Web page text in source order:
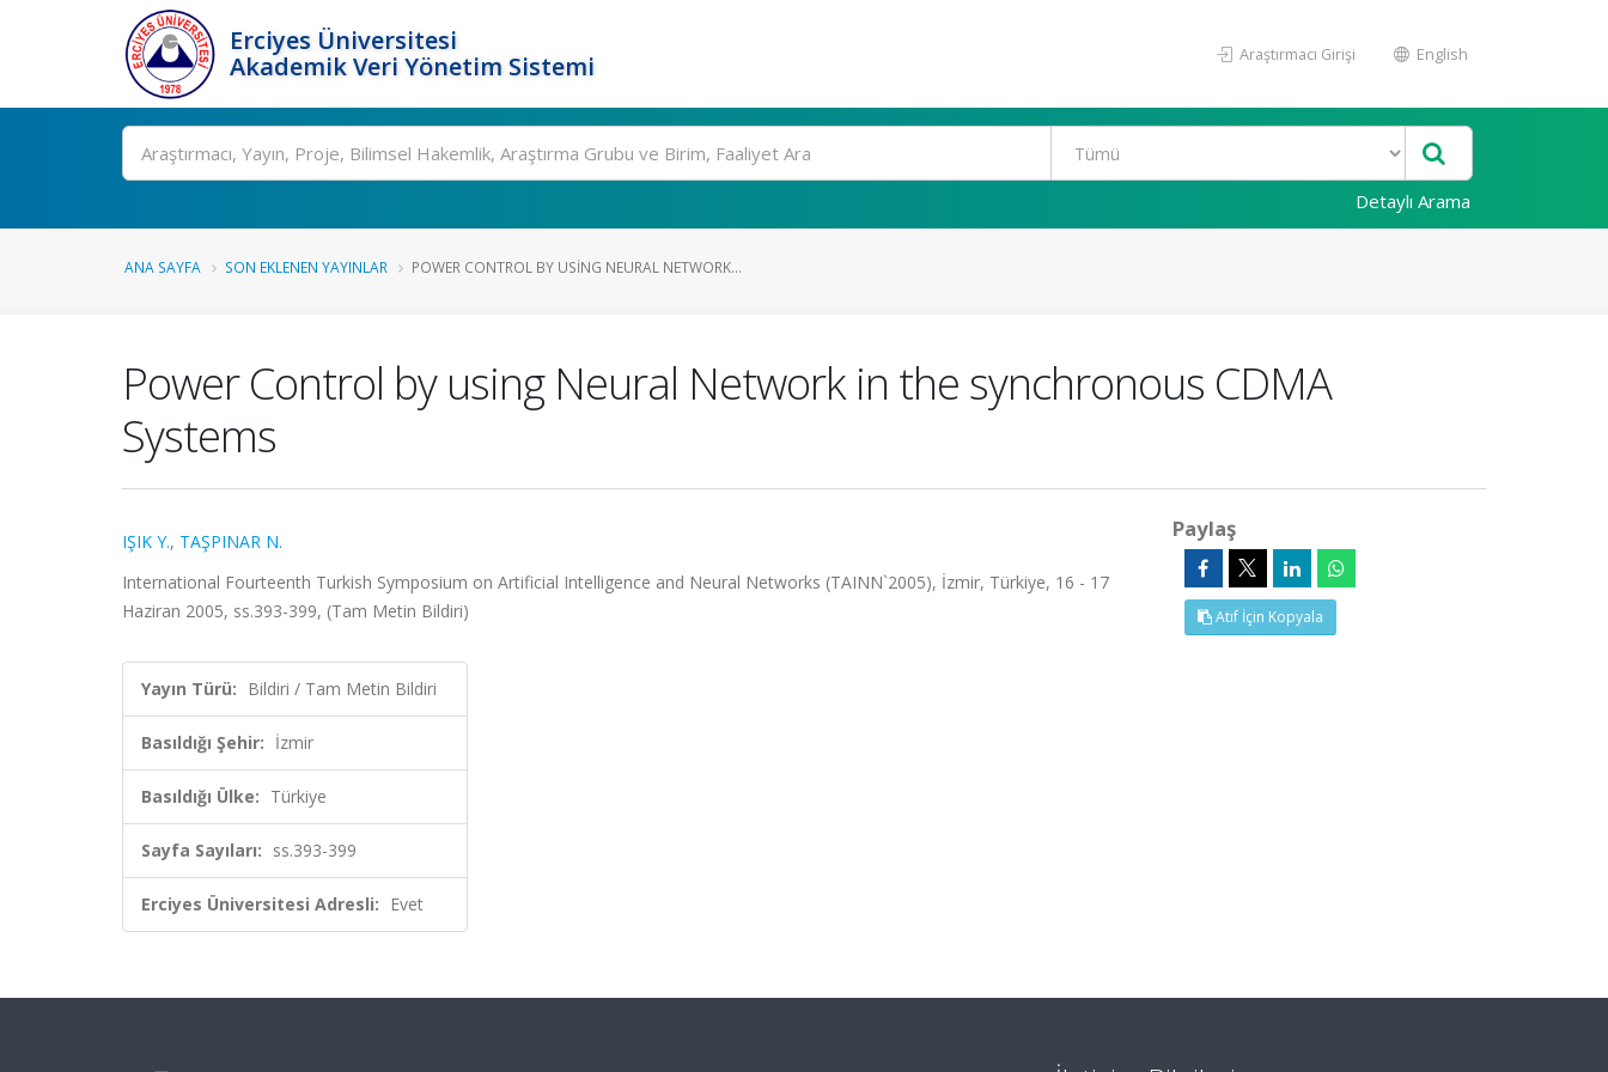
Erciyes Üniversitesi
Akademik Veri Yönetim Sistemi
Araştırmacı Girişi English
Ara
Detaylı Arama
ANA SAYFA SON EKLENEN YAYINLAR POWER CONTROL BY USING NEURAL NETWORK...
Power Control by using Neural Network in the synchronous CDMA
Systems
IŞIK Y., TAŞPINAR N.
International Fourteenth Turkish Symposium on Artificial Intelligence and Neural Networks (TAINN`2005), İzmir, Türkiye, 16 - 17
Haziran 2005, ss.393-399, (Tam Metin Bildiri)
Yayın Türü: Bildiri / Tam Metin Bildiri
Basıldığı Şehir: İzmir
Basıldığı Ülke: Türkiye
Sayfa Sayıları: ss.393-399
Erciyes Üniversitesi Adresli: Evet
Paylaş
Atıf İçin Kopyala